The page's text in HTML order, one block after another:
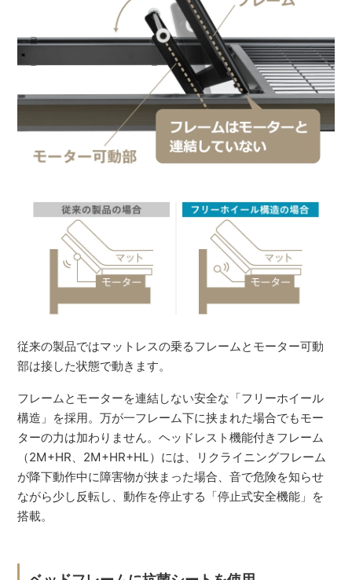
従来の製品ではマットレスの乗るフレームとモーター可動
部は接した状態で動きます。
フレームとモーターを連結しない安全な「フリーホイール
構造」を採用。万が一フレーム下に挟まれた場合でもモー
ターの力は加わりません。ヘッドレスト機能付きフレーム
（2M+HR、2M+HR+HL）には、リクライニングフレーム
が降下動作中に障害物が挟まった場合、音で危険を知らせ
ながら少し反転し、動作を停止する「停止式安全機能」を
搭載。